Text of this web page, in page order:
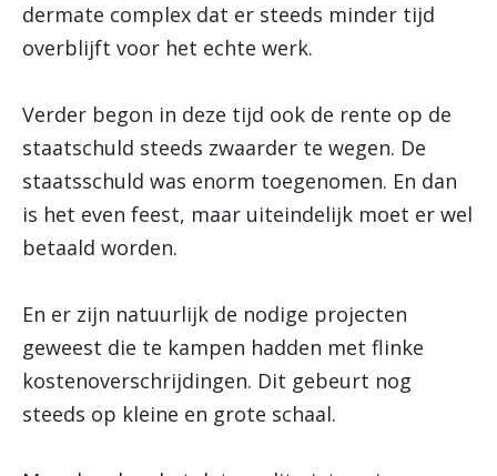
dermate complex dat er steeds minder tijd
overblijft voor het echte werk.
Verder begon in deze tijd ook de rente op de
staatschuld steeds zwaarder te wegen. De
staatsschuld was enorm toegenomen. En dan
is het even feest, maar uiteindelijk moet er wel
betaald worden.
En er zijn natuurlijk de nodige projecten
geweest die te kampen hadden met flinke
kostenoverschrijdingen. Dit gebeurt nog
steeds op kleine en grote schaal.